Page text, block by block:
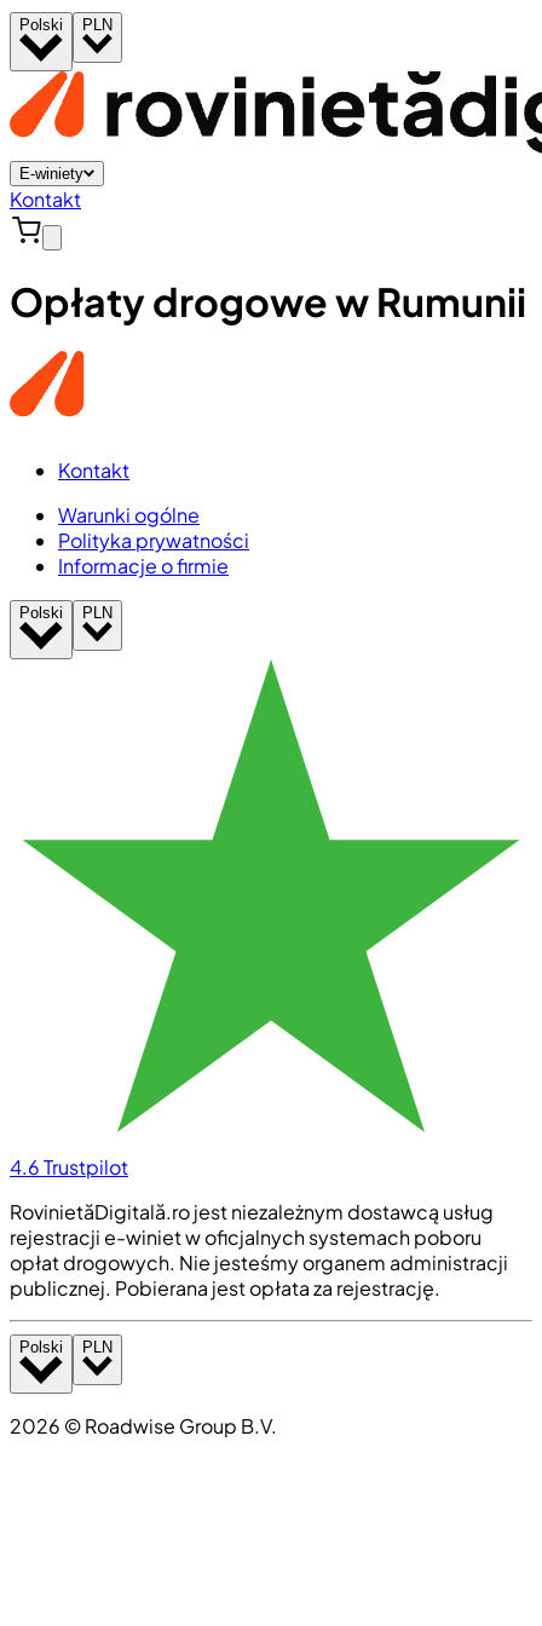
Polski PLN
E-winiety
Kontakt
Opłaty drogowe w Rumunii
Kontakt
Warunki ogólne
Polityka prywatności
Informacje o firmie
Polski PLN
4.6Trustpilot
RovinietăDigitală.ro jest niezależnym dostawcą usług
rejestracji e-winiet w oficjalnych systemach poboru
opłat drogowych. Nie jesteśmy organem administracji
publicznej. Pobierana jest opłata za rejestrację.
Polski PLN
2026 ©Roadwise Group B.V.